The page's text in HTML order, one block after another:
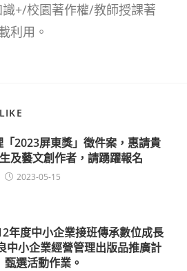
+/校園著作權/教師授課著
利用。
2023屏東獎」徵件案，惠請貴
及藝文創作者，請踴躍報名
2023-05-15
年度中小企業接班傳承數位成長
中小企業經營管理出版品推廣計
甄選活動作業。